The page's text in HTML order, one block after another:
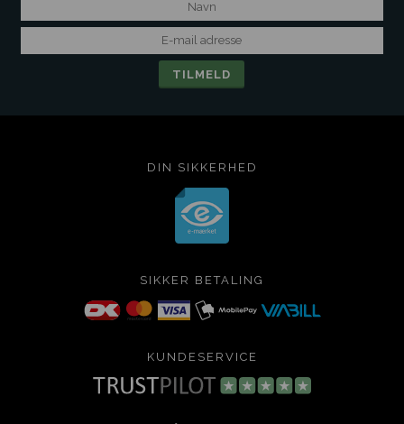
DIN SIKKERHED
SIKKER BETALING
KUNDESERVICE